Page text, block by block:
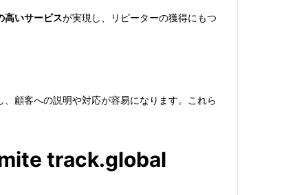
高いサービスが実現し、リピーターの獲得にもつ
顧客への説明や対応が容易になります。これら
track.global